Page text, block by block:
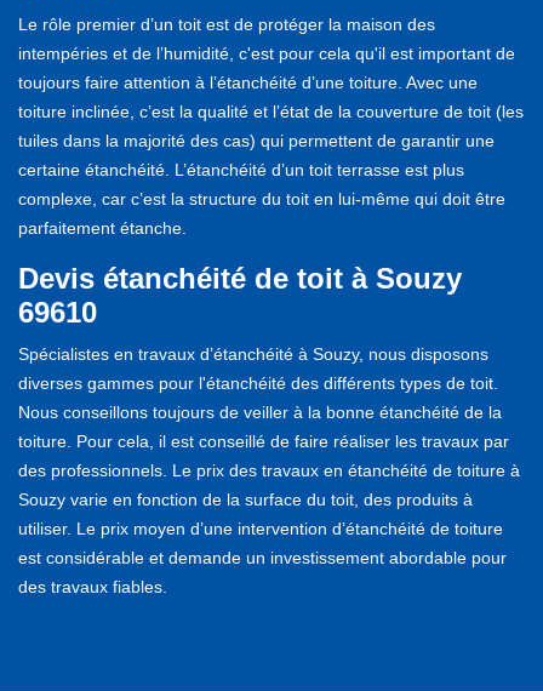
Le rôle premier d’un toit est de protéger la maison des
intempéries et de l’humidité, c'est pour cela qu'il est important de
toujours faire attention à l’étanchéité d’une toiture. Avec une
toiture inclinée, c’est la qualité et l’état de la couverture de toit (les
tuiles dans la majorité des cas) qui permettent de garantir une
certaine étanchéité. L’étanchéité d’un toit terrasse est plus
complexe, car c’est la structure du toit en lui-même qui doit être
parfaitement étanche.
Devis étanchéité de toit à Souzy
69610
Spécialistes en travaux d’étanchéité à Souzy, nous disposons
diverses gammes pour l'étanchéité des différents types de toit.
Nous conseillons toujours de veiller à la bonne étanchéité de la
toiture. Pour cela, il est conseillé de faire réaliser les travaux par
des professionnels. Le prix des travaux en étanchéité de toiture à
Souzy varie en fonction de la surface du toit, des produits à
utiliser. Le prix moyen d’une intervention d’étanchéité de toiture
est considérable et demande un investissement abordable pour
des travaux fiables.